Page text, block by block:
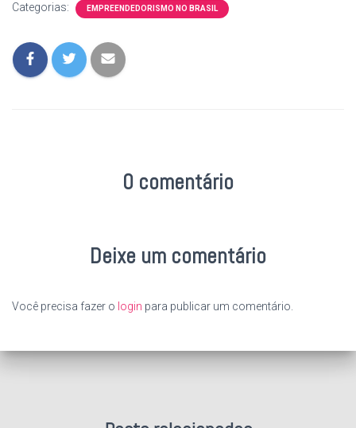
Categorias: EMPREENDEDORISMO NO BRASIL
0 comentário
Deixe um comentário
Você precisa fazer o login para publicar um comentário.